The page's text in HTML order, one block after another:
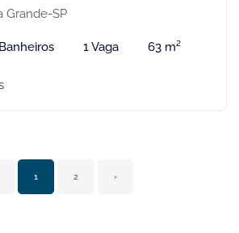
Grande-SP
1 Vaga 63 m²
1 2 ›